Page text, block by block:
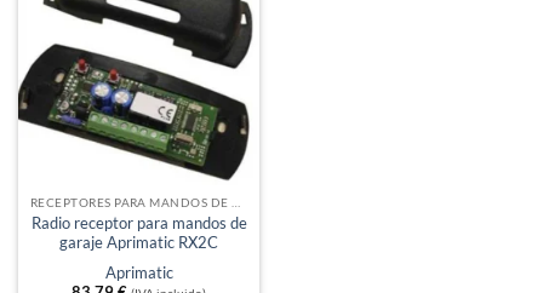
RECEPTORES PARA MANDOS DE GARAJE
Radio receptor para mandos de
garaje Aprimatic RX2C
Aprimatic